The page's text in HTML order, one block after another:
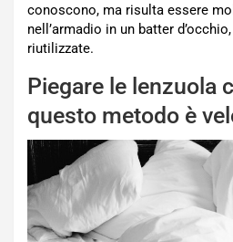
conoscono, ma risulta essere
nell’armadio in un batter
riutilizzate.
Piegare le lenzuola
questo metodo è